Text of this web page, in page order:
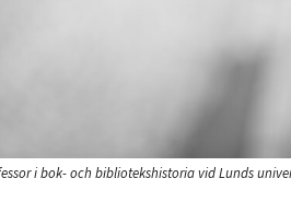
i bok- och bibliotekshistoria vid Lunds